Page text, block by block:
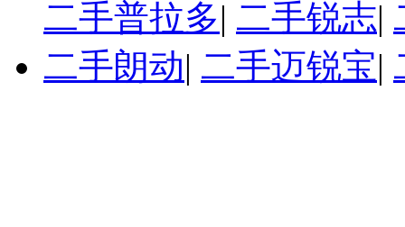
二手普拉多| 二手锐志|
二手朗动| 二手迈锐宝|